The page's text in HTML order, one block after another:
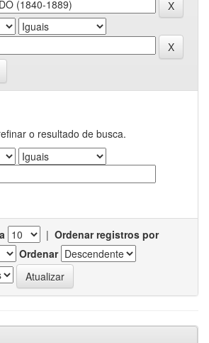
o resultado de busca.
| Ordenar registros por
Ordenar